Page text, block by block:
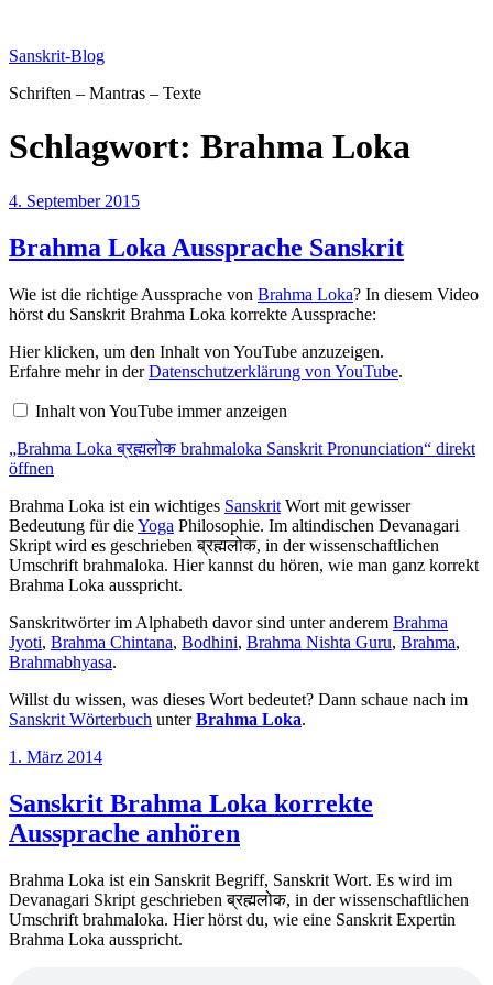
springen
Sanskrit-Blog
Schriften – Mantras – Texte
Schlagwort: Brahma Loka
Veröffentlicht
4. September 2015
Brahma Loka Aussprache Sanskrit
Wie ist die richtige Aussprache von Brahma Loka? In diesem Video
hörst du Sanskrit Brahma Loka korrekte Aussprache:
„Brahma
Loka
ब्रह्मलोक
brahmaloka
Sanskrit
von
YouTube
anzeigen
Hier klicken, um den Inhalt von YouTube anzuzeigen.
Erfahre mehr in derDatenschutzerklärung von YouTube.
Inhalt von YouTube immer anzeigen
„Brahma Loka ब्रह्मलोक brahmaloka Sanskrit Pronunciation“ direkt
öffnen
Brahma Loka ist ein wichtiges Sanskrit Wort mit gewisser
Bedeutung für dieYoga Philosophie. Im altindischen Devanagari
Skript wird es geschrieben ब्रह्मलोक, in der wissenschaftlichen
Umschrift brahmaloka. Hier kannst du hören, wie man ganz korrekt
Brahma Loka ausspricht.
Sanskritwörter im Alphabeth davor sind unter anderem Brahma
Jyoti, Brahma Chintana, Bodhini, Brahma Nishta Guru, Brahma,
Brahmabhyasa.
Willst du wissen, was dieses Wort bedeutet? Dann schaue nach im
Sanskrit Wörterbuch unterBrahma Loka.
Veröffentlicht
1. März 2014
Sanskrit Brahma Loka korrekte
Aussprache anhören
Brahma Loka ist ein Sanskrit Begriff, Sanskrit Wort. Es wird im
Devanagari Skript geschrieben ब्रह्मलोक, in der wissenschaftlichen
Umschrift brahmaloka. Hier hörst du, wie eine Sanskrit Expertin
Brahma Loka ausspricht.